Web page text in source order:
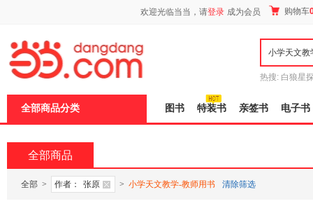
欢迎光临当当，请登录 成为会员 购物车
热搜: 白狼星
全部商品分类 图书 特装书 亲签书 电子书
全部商品
全部 > 作者： 张原 > 小学天文教学-教师用书 清除筛选
页
加